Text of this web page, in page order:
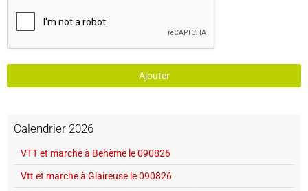
Ajouter
Calendrier 2026
VTT et marche à Behème le 090826
Vtt et marche à Glaireuse le 090826